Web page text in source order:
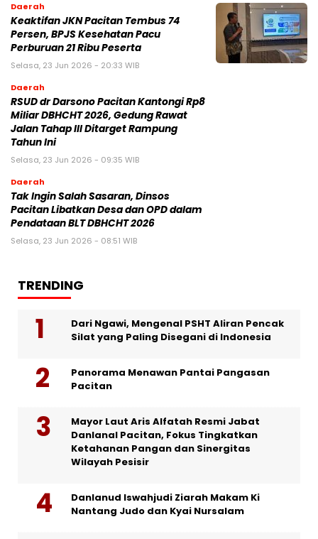
Daerah
Keaktifan JKN Pacitan Tembus 74
Persen, BPJS Kesehatan Pacu
Perburuan 21 Ribu Peserta
Selasa, 23 Jun 2026 - 20:33 WIB
Daerah
RSUD dr Darsono Pacitan Kantongi Rp8
Miliar DBHCHT 2026, Gedung Rawat
Jalan Tahap III Ditarget Rampung
Tahun Ini
Selasa, 23 Jun 2026 - 09:35 WIB
Daerah
Tak Ingin Salah Sasaran, Dinsos
Pacitan Libatkan Desa dan OPD dalam
Pendataan BLT DBHCHT 2026
Selasa, 23 Jun 2026 - 08:51 WIB
TRENDING
Dari Ngawi, Mengenal PSHT Aliran Pencak
Silat yang Paling Disegani di Indonesia
Panorama Menawan Pantai Pangasan
Pacitan
Mayor Laut Aris Alfatah Resmi Jabat
Danlanal Pacitan, Fokus Tingkatkan
Ketahanan Pangan dan Sinergitas
Wilayah Pesisir
Danlanud Iswahjudi Ziarah Makam Ki
Nantang Judo dan Kyai Nursalam